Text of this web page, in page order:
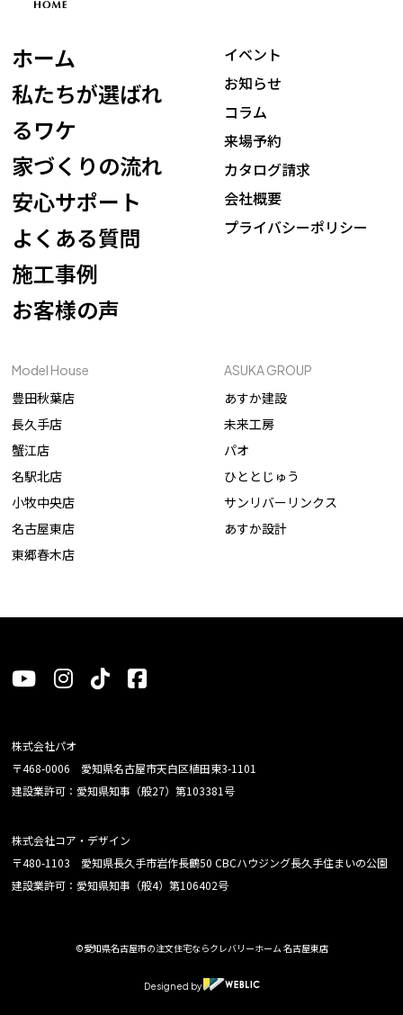
ホーム
私たちが選ばれ
るワケ
家づくりの流れ
安心サポート
よくある質問
施工事例
お客様の声
イベント
お知らせ
コラム
来場予約
カタログ請求
会社概要
プライバシーポリシー
Model House
豊田秋葉店
長久手店
蟹江店
名駅北店
小牧中央店
名古屋東店
東郷春木店
ASUKA GROUP
あすか建設
未来工房
パオ
ひととじゅう
サンリバーリンクス
あすか設計
株式会社パオ
〒468-0006 愛知県名古屋市天白区植田東3-1101
建設業許可：愛知県知事（般27）第103381号
株式会社コア・デザイン
〒480-1103 愛知県長久手市岩作長鶴50 CBCハウジング長久手住まいの公園
建設業許可：愛知県知事（般4）第106402号
©愛知県名古屋市の注文住宅ならクレバリーホーム 名古屋東店
Designed by